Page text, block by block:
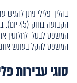
בהליך פלילי ניתן
המשפט לבטל לחלוטין את
המשפט להקל בעונש
סוגי עבירות